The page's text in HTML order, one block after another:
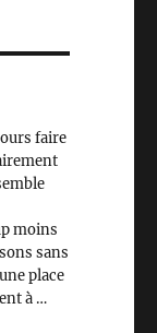
faire
moins
sans
place
à …
(2026) »